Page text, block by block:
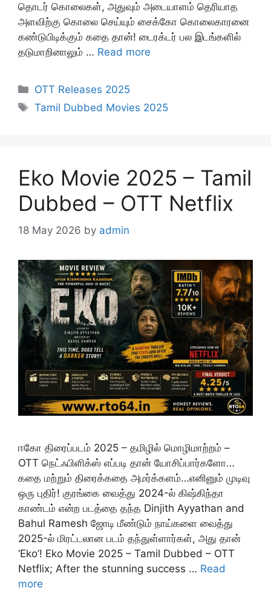
தொடர் கொலைகள், அதுவும் அடையாளம் தெரியாத
அளவிற்கு கொலை செய்யும் சைக்கோ கொலைகாரனை
கண்டுபிடிக்கும் கதை தான்! டைரக்டர் பல இடங்களில்
தடுமாறினாலும் … Read more
Categories
OTT Releases 2025
Tags
Tamil Dubbed Movies 2025
Eko Movie 2025 – Tamil
Dubbed – OTT Netflix
18 May 2026 by admin
ஈகோ திரைப்படம் 2025 – தமிழில் மொழிமாற்றம் –
OTT நெட்ஃபிளிக்ஸ் எப்படி தான் யோசிப்பார்களோ…
கதை மற்றும் திரைக்கதை அமர்க்களம்…எனினும் முடிவு
ஒரு புதிர்! குரங்கை வைத்து 2024-ல் கிஷ்கிந்தா
காண்டம் என்ற படத்தை தந்த Dinjith Ayyathan and
Bahul Ramesh ஜோடி மீண்டும் நாய்களை வைத்து
2025-ல் மிரட்டலான படம் தந்துள்ளார்கள், அது தான்
‘Eko’! Eko Movie 2025 – Tamil Dubbed – OTT
Netflix; After the stunning success … Read
more